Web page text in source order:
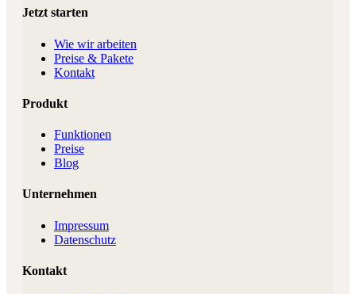
Jetzt starten
Wie wir arbeiten
Preise & Pakete
Kontakt
Produkt
Funktionen
Preise
Blog
Unternehmen
Impressum
Datenschutz
Kontakt